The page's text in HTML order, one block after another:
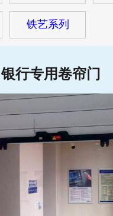
铁艺系列
银行专用卷帘门